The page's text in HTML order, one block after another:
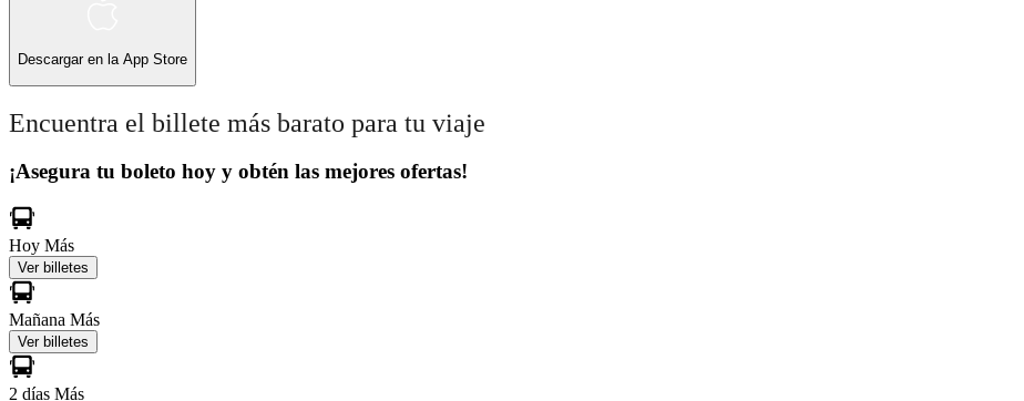
Descargar en la App Store
Encuentra el billete más barato para tu viaje
¡Asegura tu boleto hoy y obtén las mejores ofertas!
Hoy Más
Ver billetes
Mañana Más
Ver billetes
2 días Más